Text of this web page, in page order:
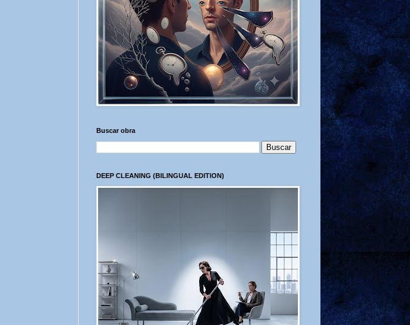
Buscar obra
DEEP CLEANING (BILINGUAL EDITION)